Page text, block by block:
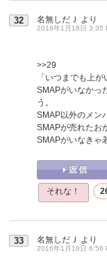
32 名無しだＪ より
2016年1月18日 3:35
>>29
「いつまでも上
SMAPがいなかっ
う。
SMAP以外のメン
SMAPが売れたお
SMAPがいなきゃ
それな！
33 名無しだＪ より
2016年1月18日 6:56